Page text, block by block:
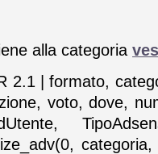
alla categoria
2.1 | formato,
voto, dove,